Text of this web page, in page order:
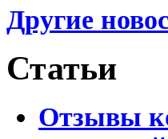
Другие
Статьи
Отзывы